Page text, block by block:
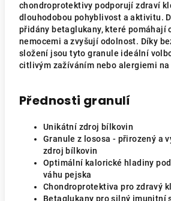
chondroprotektivy podporují zdraví
dlouhodobou pohyblivost a aktivitu.
přidány betaglukany, které pomáhají
nemocemi a zvyšují odolnost. Díky
složení jsou tyto granule ideální
citlivým zažíváním nebo alergiemi na
Přednosti granulí
Unikátní zdroj bílkovin
Granule z lososa - přirozený a
zdroj bílkovin
Optimální kalorické hladiny
váhu pejska
Chondroprotektiva pro zdravý
Betaglukany pro silný imunitní